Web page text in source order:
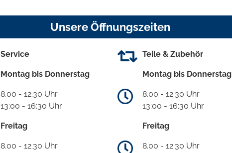
Unsere Öffnungszeiten
Service
Montag bis Donnerstag
8.00 - 12.30 Uhr
13:00 - 16:30 Uhr
Freitag
8.00 - 12.30 Uhr
Teile & Zubehör
Montag bis Donnerstag
8.00 - 12.30 Uhr
13:00 - 16:30 Uhr
Freitag
8.00 - 12.30 Uhr